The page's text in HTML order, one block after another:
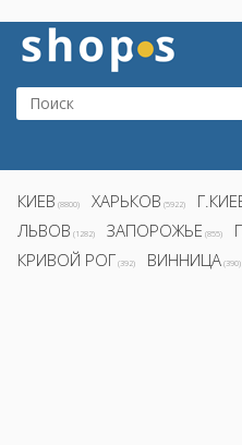
КИЕВ (8800) ХАРЬКОВ (5922)
ЛЬВОВ (1282) ЗАПОРОЖЬЕ (855)
КРИВОЙ РОГ (392) ВИННИЦА (390)